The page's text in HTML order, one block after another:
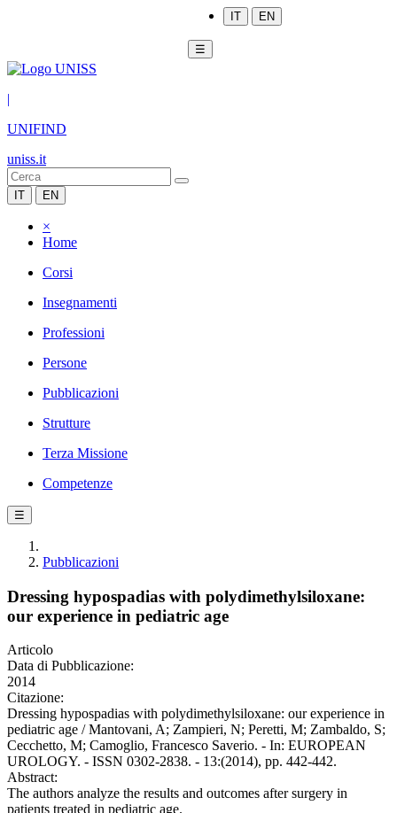
IT EN
☰
|
UNIFIND
uniss.it
IT EN
×
Home
Corsi
Insegnamenti
Professioni
Persone
Pubblicazioni
Strutture
Terza Missione
Competenze
☰
Pubblicazioni
Dressing hypospadias with polydimethylsiloxane:
our experience in pediatric age
Articolo
Data di Pubblicazione:
2014
Citazione:
Dressing hypospadias with polydimethylsiloxane: our experience in
pediatric age / Mantovani, A; Zampieri, N; Peretti, M; Zambaldo, S;
Cecchetto, M; Camoglio, Francesco Saverio. - In: EUROPEAN
UROLOGY. - ISSN 0302-2838. - 13:(2014), pp. 442-442.
Abstract:
The authors analyze the results and outcomes after surgery in
patients treated in pediatric age.